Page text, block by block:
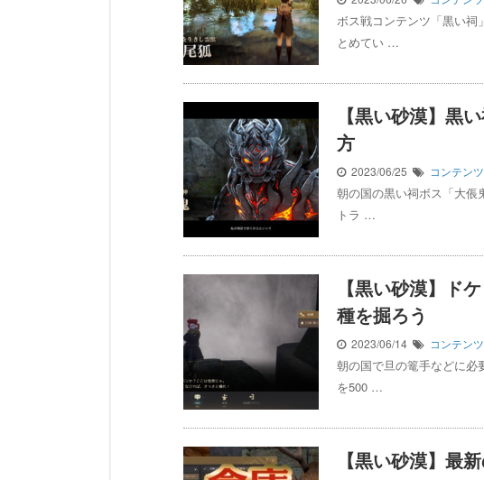
ボス戦コンテンツ「黒い祠
とめてい …
【黒い砂漠】黒
方
2023/06/25 コンテン
朝の国の黒い祠ボス「大倀
トラ …
【黒い砂漠】ド
種を掘ろう
2023/06/14 コンテン
朝の国で旦の篭手などに必
を500 …
【黒い砂漠】最